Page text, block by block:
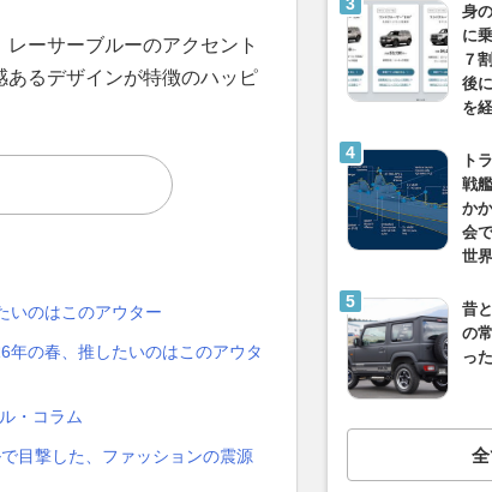
ーサーブルーのアクセント
あるデザインが特徴のハッピ
いのはこのアウター
の春、推したいのはこのアウタ
・コラム
目撃した、ファッションの震源
身
に
７
後
を
ト
戦
か
会
世
昔
の
っ